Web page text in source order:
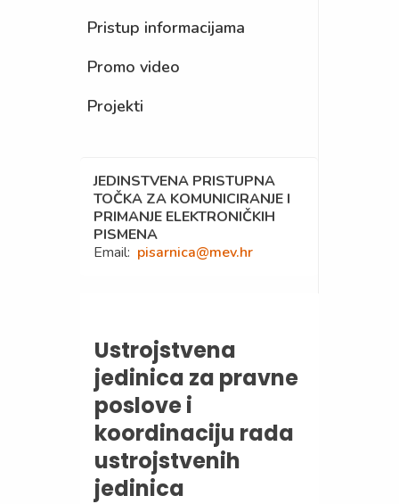
Pristup informacijama
Promo video
Projekti
JEDINSTVENA PRISTUPNA
TOČKA ZA KOMUNICIRANJE I
PRIMANJE ELEKTRONIČKIH
PISMENA
Email: pisarnica@mev.hr
Ustrojstvena
jedinica za pravne
poslove i
koordinaciju rada
ustrojstvenih
jedinica